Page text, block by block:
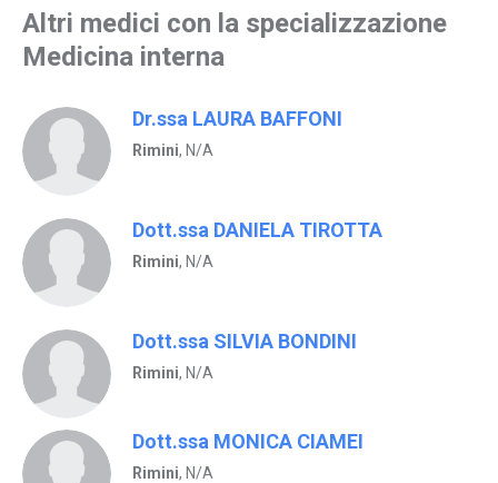
Altri medici con la specializzazione
Medicina interna
Dr.ssa LAURA BAFFONI
Rimini, N/A
Dott.ssa DANIELA TIROTTA
Rimini, N/A
Dott.ssa SILVIA BONDINI
Rimini, N/A
Dott.ssa MONICA CIAMEI
Rimini, N/A